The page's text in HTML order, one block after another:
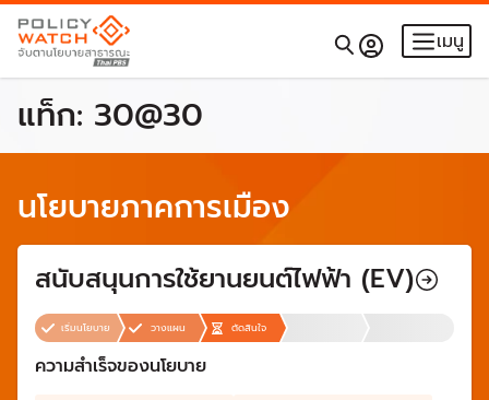
เมนู
แท็ก: 30@30
นโยบายภาคการเมือง
สนับสนุนการใช้ยานยนต์ไฟฟ้า (EV)
เริ่มนโยบาย วางแผน ตัดสินใจ
ความสำเร็จของนโยบาย